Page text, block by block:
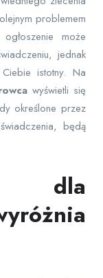
problemem
może
jednak
istotny. Na
wyświetli się
określone przez
będą
dla